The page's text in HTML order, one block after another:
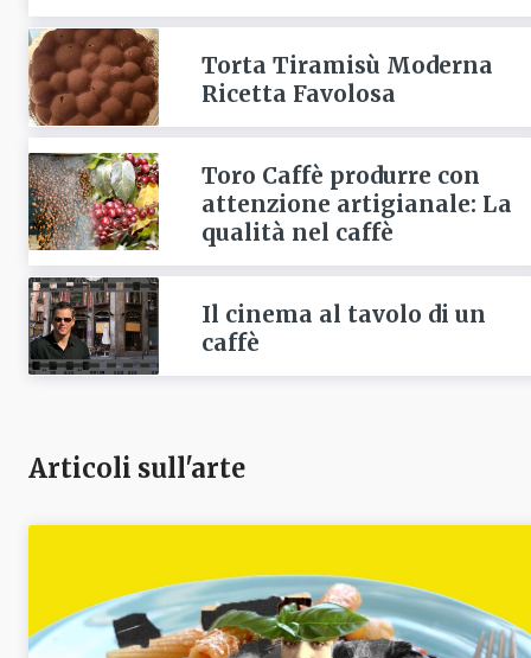
Torta Tiramisù Moderna
Ricetta Favolosa
Toro Caffè produrre con
attenzione artigianale: La
qualità nel caffè
Il cinema al tavolo di un
caffè
Articoli sull'arte